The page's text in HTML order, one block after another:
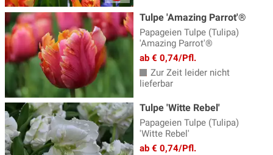
Tulpe 'Amazing Parrot'®
Papageien Tulpe (Tulipa)
'Amazing Parrot'®
ab € 0,74/Pfl.
Zur Zeit leider nicht
lieferbar
Tulpe 'Witte Rebel'
Papageien Tulpe (Tulipa)
'Witte Rebel'
ab € 0,74/Pfl.